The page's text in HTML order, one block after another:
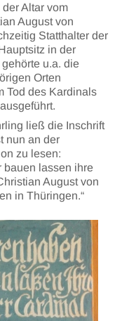
Altar vom
August von
Statthalter der
in der
u.a. die
Orten
Tod des Kardinals
ließ die Inschrift
nun an der
zu lesen:
bauen lassen ihre
August von
in Thüringen.“